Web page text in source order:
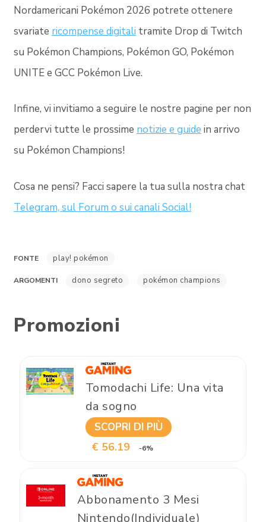
Nordamericani Pokémon 2026 potrete ottenere
svariate ricompense digitali tramite Drop di Twitch
su Pokémon Champions, Pokémon GO, Pokémon
UNITE e GCC Pokémon Live.
Infine, vi invitiamo a seguire le nostre pagine per non
perdervi tutte le prossime notizie e guide in arrivo
su Pokémon Champions!
Cosa ne pensi? Facci sapere la tua sulla nostra chat
Telegram, sul Forum o sui canali Social!
FONTE play! pokémon
ARGOMENTI dono segreto pokémon champions
Promozioni
Tomodachi Life: Una vita
da sogno
SCOPRI DI PIÙ
€ 56.19 -6%
Abbonamento 3 Mesi
Nintendo(Individuale)